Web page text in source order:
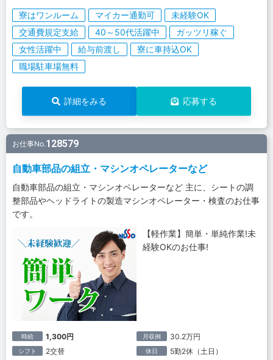
寮はワンルーム マイカー通勤可
未経験OK
交通費規定支給
40～50代活躍中
ガッツリ稼ぐ
女性活躍中
給与前渡し
寮に車持込OK
職場駐車場無料
詳細をみる 応募する
お仕事No.128579
自動車部品の組立・マシンオペレーターなど
自動車部品の組立・マシンオペレーターなど 主に、シートの調
整部品やヘッドライトの製造マシンオペレーター・検査のお仕事
です。
【軽作業】簡単・単純作業!未
経験OKのお仕事!
時給 1,300円 月収例 30.2万円
シフト 2交替 休日 5勤2休（土日）